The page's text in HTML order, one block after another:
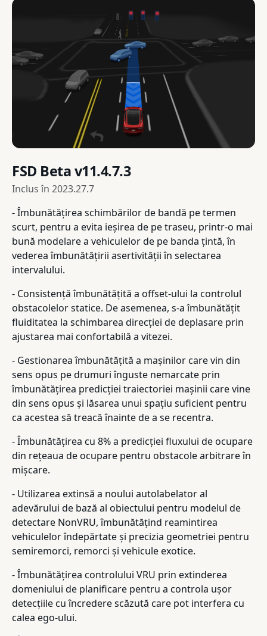
FSD Beta v11.4.7.3
Inclus în 2023.27.7
- Îmbunătățirea schimbărilor de bandă pe termen
scurt, pentru a evita ieșirea de pe traseu, printr-o mai
bună modelare a vehiculelor de pe banda țintă, în
vederea îmbunătățirii asertivității în selectarea
intervalului.
- Consistență îmbunătățită a offset-ului la controlul
obstacolelor statice. De asemenea, s-a îmbunătățit
fluiditatea la schimbarea direcției de deplasare prin
ajustarea mai confortabilă a vitezei.
- Gestionarea îmbunătățită a mașinilor care vin din
sens opus pe drumuri înguste nemarcate prin
îmbunătățirea predicției traiectoriei mașinii care vine
din sens opus și lăsarea unui spațiu suficient pentru
ca acestea să treacă înainte de a se recentra.
- Îmbunătățirea cu 8% a predicției fluxului de ocupare
din rețeaua de ocupare pentru obstacole arbitrare în
mișcare.
- Utilizarea extinsă a noului autolabelator al
adevărului de bază al obiectului pentru modelul de
detectare NonVRU, îmbunătățind reamintirea
vehiculelor îndepărtate și precizia geometriei pentru
semiremorci, remorci și vehicule exotice.
- Îmbunătățirea controlului VRU prin extinderea
domeniului de planificare pentru a controla ușor
detecțiile cu încredere scăzută care pot interfera cu
calea ego-ului.